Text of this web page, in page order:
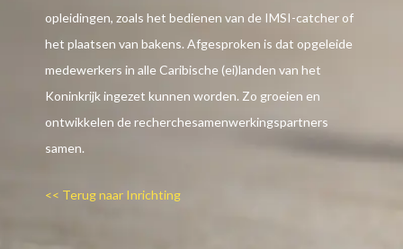
opleidingen, zoals het bedienen van de IMSI-catcher of
het plaatsen van bakens. Afgesproken is dat opgeleide
medewerkers in alle Caribische (ei)landen van het
Koninkrijk ingezet kunnen worden. Zo groeien en
ontwikkelen de recherchesamenwerkingspartners
samen.
<< Terug naar Inrichting